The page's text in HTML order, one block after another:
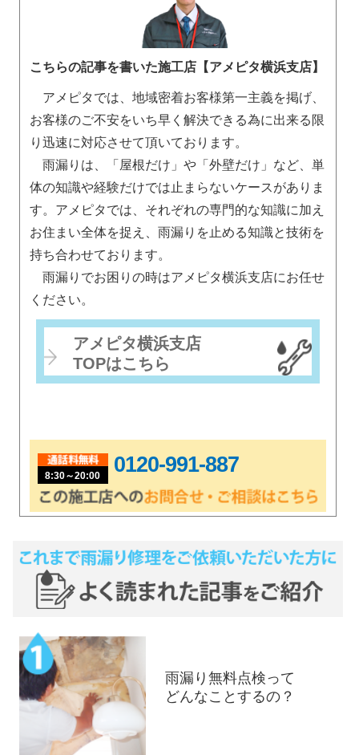
こちらの記事を書いた施工店【アメピタ横浜支店】
アメピタでは、地域密着お客様第一主義を掲げ、
お客様のご不安をいち早く解決できる為に出来る限
り迅速に対応させて頂いております。
雨漏りは、「屋根だけ」や「外壁だけ」など、単
体の知識や経験だけでは止まらないケースがありま
す。アメピタでは、それぞれの専門的な知識に加え
お住まい全体を捉え、雨漏りを止める知識と技術を
持ち合わせております。
雨漏りでお困りの時はアメピタ横浜支店にお任せ
ください。
アメピタ横浜支店
TOPはこちら
8:30～20:00 0120-991-887
雨漏り無料点検って
どんなことするの？